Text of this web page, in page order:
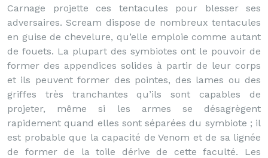
Carnage projette ces tentacules pour blesser ses
adversaires. Scream dispose de nombreux tentacules
en guise de chevelure, qu’elle emploie comme autant
de fouets. La plupart des symbiotes ont le pouvoir de
former des appendices solides à partir de leur corps
et ils peuvent former des pointes, des lames ou des
griffes très tranchantes qu’ils sont capables de
projeter, même si les armes se désagrègent
rapidement quand elles sont séparées du symbiote ; il
est probable que la capacité de Venom et de sa lignée
de former de la toile dérive de cette faculté. Les